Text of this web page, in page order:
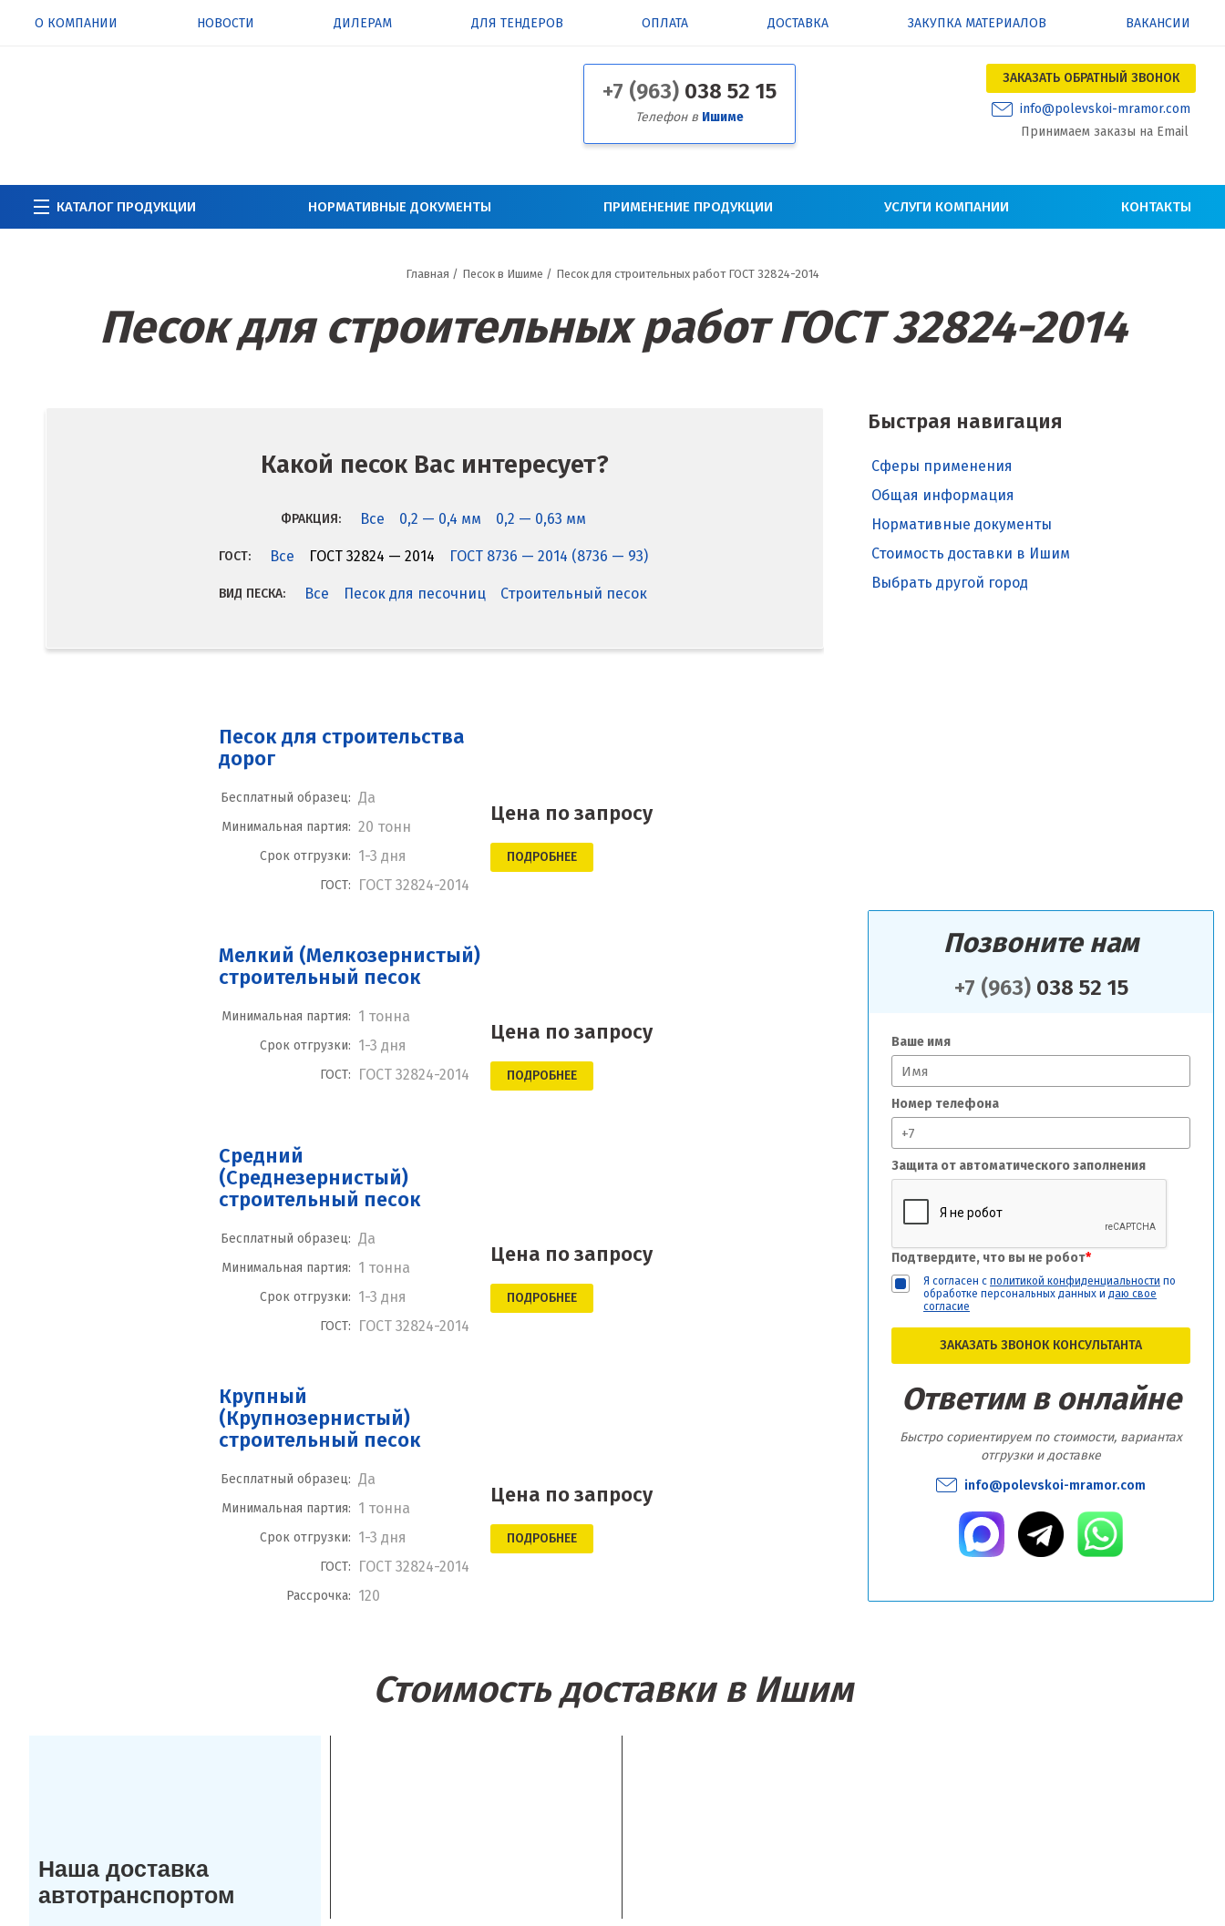
О КОМПАНИИ НОВОСТИ ДИЛЕРАМ ДЛЯ ТЕНДЕРОВ ОПЛАТА ДОСТАВКА ЗАКУПКА МАТЕРИАЛОВ ВАКАНСИИ
+7 (963) 038 52 15
Телефон в Ишиме
ЗАКАЗАТЬ ОБРАТНЫЙ ЗВОНОК
info@polevskoi-mramor.com
Принимаем заказы на Email
КАТАЛОГ ПРОДУКЦИИ НОРМАТИВНЫЕ ДОКУМЕНТЫ ПРИМЕНЕНИЕ ПРОДУКЦИИ УСЛУГИ КОМПАНИИ КОНТАКТЫ
Главная / Песок в Ишиме / Песок для строительных работ ГОСТ 32824-2014
Песок для строительных работ ГОСТ 32824-2014
Быстрая навигация
Сферы применения
Общая информация
Нормативные документы
Стоимость доставки в Ишим
Выбрать другой город
Позвоните нам
+7 (963)038 52 15
Ваше имя
Номер телефона
Защита от автоматического заполнения
Подтвердите, что вы не робот*
Я согласен с политикой конфиденциальности по
обработке персональных данных и даю свое
согласие
ЗАКАЗАТЬ ЗВОНОК КОНСУЛЬТАНТА
Ответим в онлайне
Быстро сориентируем по стоимости, вариантах
отгрузки и доставке
info@polevskoi-mramor.com
Какой песок Вас интересует?
ФРАКЦИЯ: Все 0,2 — 0,4 мм 0,2 — 0,63 мм
ГОСТ: Все ГОСТ 32824 — 2014 ГОСТ 8736 — 2014 (8736 — 93)
ВИД ПЕСКА: Все Песок для песочниц Строительный песок
Песок для строительства
дорог
Бесплатный образец: Да
Минимальная партия: 20 тонн
Срок отгрузки: 1-3 дня
ГОСТ: ГОСТ 32824-2014
Цена по запросу
ПОДРОБНЕЕ
Мелкий (Мелкозернистый)
строительный песок
Минимальная партия: 1 тонна
Срок отгрузки: 1-3 дня
ГОСТ: ГОСТ 32824-2014
Цена по запросу
ПОДРОБНЕЕ
Средний
(Среднезернистый)
строительный песок
Бесплатный образец: Да
Минимальная партия: 1 тонна
Срок отгрузки: 1-3 дня
ГОСТ: ГОСТ 32824-2014
Цена по запросу
ПОДРОБНЕЕ
Крупный
(Крупнозернистый)
строительный песок
Бесплатный образец: Да
Минимальная партия: 1 тонна
Срок отгрузки: 1-3 дня
ГОСТ: ГОСТ 32824-2014
Рассрочка: 120
Цена по запросу
ПОДРОБНЕЕ
Стоимость доставки в Ишим
Наша доставка
автотранспортом